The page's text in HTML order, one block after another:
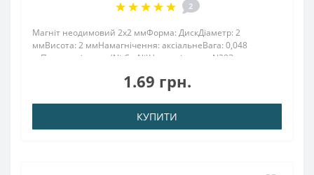
2
Магніт неодимовий 2х2 ммФорма: ДискДіаметр: 2
ммВисота: 2 ммНамагнічення: аксіальнеВага: 0,048
грПоверх. нікель .: (Ni-Cu-Ni)Намагнічення: N38Зчеплення
магнітів такого розміру сила притяга..
1.69 грн.
КУПИТИ